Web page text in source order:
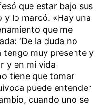
que estar bajo sus
y lo marcó. «Hay una
que me
‘De la duda no
tengo muy presente y
y en mi vida
tiene que tomar
puede entender
cuando uno se